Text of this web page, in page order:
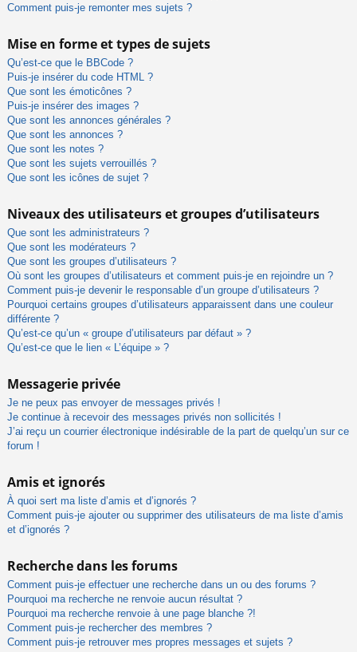
Comment puis-je remonter mes sujets ?
Mise en forme et types de sujets
Qu’est-ce que le BBCode ?
Puis-je insérer du code HTML ?
Que sont les émoticônes ?
Puis-je insérer des images ?
Que sont les annonces générales ?
Que sont les annonces ?
Que sont les notes ?
Que sont les sujets verrouillés ?
Que sont les icônes de sujet ?
Niveaux des utilisateurs et groupes d’utilisateurs
Que sont les administrateurs ?
Que sont les modérateurs ?
Que sont les groupes d’utilisateurs ?
Où sont les groupes d’utilisateurs et comment puis-je en rejoindre un ?
Comment puis-je devenir le responsable d’un groupe d’utilisateurs ?
Pourquoi certains groupes d’utilisateurs apparaissent dans une couleur
différente ?
Qu’est-ce qu’un « groupe d’utilisateurs par défaut » ?
Qu’est-ce que le lien « L’équipe » ?
Messagerie privée
Je ne peux pas envoyer de messages privés !
Je continue à recevoir des messages privés non sollicités !
J’ai reçu un courrier électronique indésirable de la part de quelqu’un sur ce
forum !
Amis et ignorés
À quoi sert ma liste d’amis et d’ignorés ?
Comment puis-je ajouter ou supprimer des utilisateurs de ma liste d’amis
et d’ignorés ?
Recherche dans les forums
Comment puis-je effectuer une recherche dans un ou des forums ?
Pourquoi ma recherche ne renvoie aucun résultat ?
Pourquoi ma recherche renvoie à une page blanche ?!
Comment puis-je rechercher des membres ?
Comment puis-je retrouver mes propres messages et sujets ?